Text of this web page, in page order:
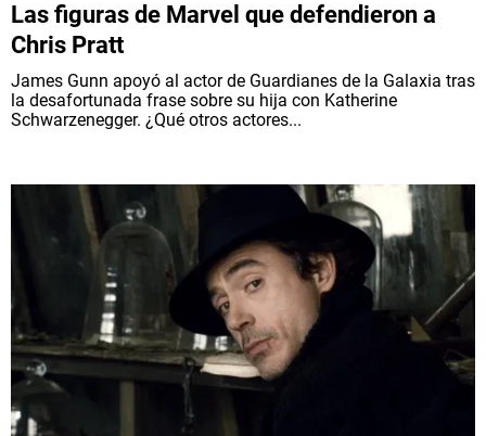
Las figuras de Marvel que defendieron a
Chris Pratt
James Gunn apoyó al actor de Guardianes de la Galaxia tras
la desafortunada frase sobre su hija con Katherine
Schwarzenegger. ¿Qué otros actores...